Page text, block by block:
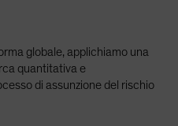
globale, applichiamo una
quantitativa e
di assunzione del rischio